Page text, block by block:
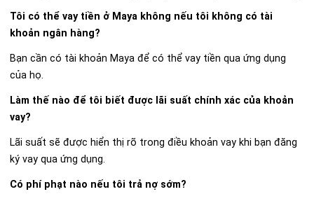
Tôi có thể vay tiền ở Maya không nếu tôi không có tài
khoản ngân hàng?
Bạn cần có tài khoản Maya để có thể vay tiền qua ứng dụng
của họ.
Làm thế nào để tôi biết được lãi suất chính xác của khoản
vay?
Lãi suất sẽ được hiển thị rõ trong điều khoản vay khi bạn đăng
ký vay qua ứng dụng.
Có phí phạt nào nếu tôi trả nợ sớm?